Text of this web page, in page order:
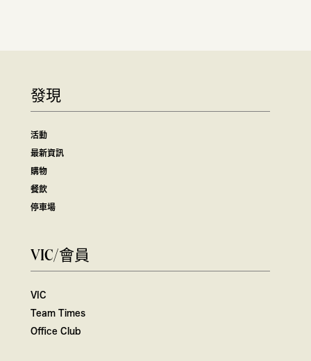
發現
活動
最新資訊
購物
餐飲
停車場
VIC/會員
VIC
Team Times
Office Club